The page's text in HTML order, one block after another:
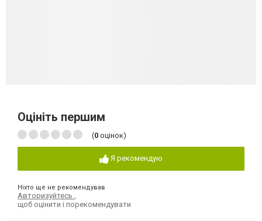
Оцініть першим
(0 оцінок)
Я рекомендую
Ніхто ще не рекомендував
Авторизуйтесь
щоб оцінити і порекомендувати